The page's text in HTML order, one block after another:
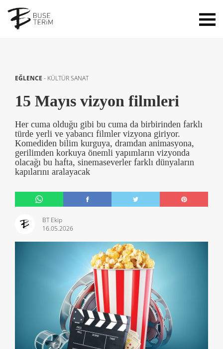
EĞLENCE - KÜLTÜR SANAT
15 Mayıs vizyon filmleri
Her cuma olduğu gibi bu cuma da birbirinden farklı
türde yerli ve yabancı filmler vizyona giriyor.
Komediden bilim kurguya, dramdan animasyona,
gerilimden korkuya önemli yapımların vizyonda
olacağı bu hafta, sinemaseverler farklı dünyaların
kapılarını aralayacak
BT Ekip
16.05.2026